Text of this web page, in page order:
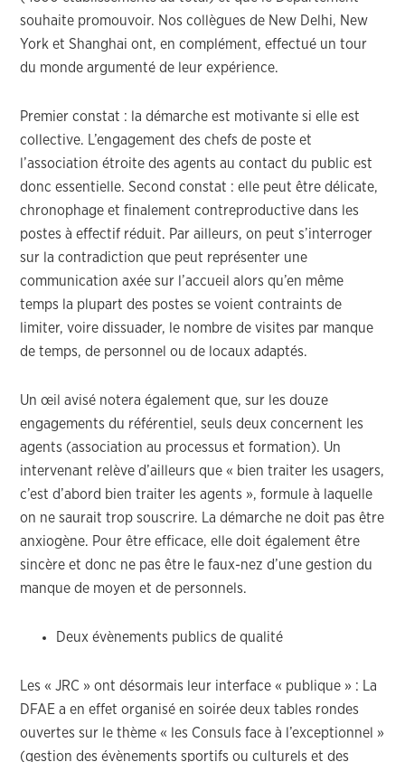
souhaite promouvoir. Nos collègues de New Delhi, New
York et Shanghai ont, en complément, effectué un tour
du monde argumenté de leur expérience.
Premier constat : la démarche est motivante si elle est
collective. L’engagement des chefs de poste et
l’association étroite des agents au contact du public est
donc essentielle. Second constat : elle peut être délicate,
chronophage et finalement contreproductive dans les
postes à effectif réduit. Par ailleurs, on peut s’interroger
sur la contradiction que peut représenter une
communication axée sur l’accueil alors qu’en même
temps la plupart des postes se voient contraints de
limiter, voire dissuader, le nombre de visites par manque
de temps, de personnel ou de locaux adaptés.
Un œil avisé notera également que, sur les douze
engagements du référentiel, seuls deux concernent les
agents (association au processus et formation). Un
intervenant relève d’ailleurs que « bien traiter les usagers,
c’est d’abord bien traiter les agents », formule à laquelle
on ne saurait trop souscrire. La démarche ne doit pas être
anxiogène. Pour être efficace, elle doit également être
sincère et donc ne pas être le faux-nez d’une gestion du
manque de moyen et de personnels.
Deux évènements publics de qualité
Les « JRC » ont désormais leur interface « publique » : La
DFAE a en effet organisé en soirée deux tables rondes
ouvertes sur le thème « les Consuls face à l’exceptionnel »
(gestion des évènements sportifs ou culturels et des